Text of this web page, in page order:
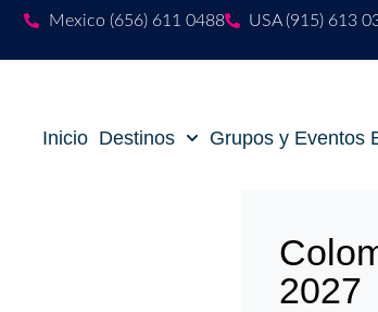
Mexico (656) 611 0488 USA (915) 613
Inicio Destinos Grupos y Eventos
2027